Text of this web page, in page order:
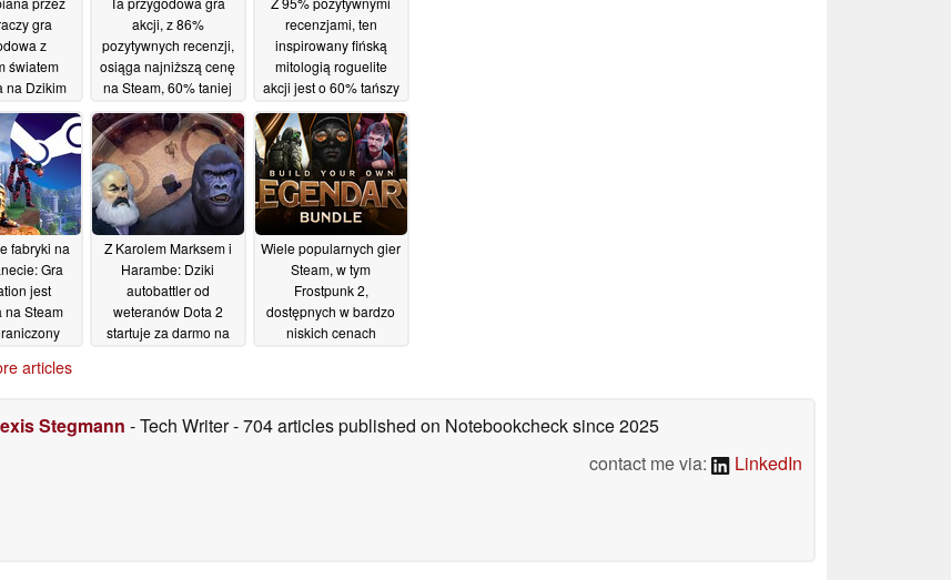
gra
z
światem
na Dzikim
Steamie
2026
akcji, z 86%
pozytywnych recenzji,
osiąga najniższą cenę
na Steam, 60% taniej
13/05/2026
recenzjami, ten
inspirowany fińską
mitologią roguelite
akcji jest o 60% tańszy
10/05/2026
fabryki na
Gra
jest
na Steam
Z Karolem Marksem i
Harambe: Dziki
autobattler od
weteranów Dota 2
startuje za darmo na
Wiele popularnych gier
Steam, w tym
Frostpunk 2,
dostępnych w bardzo
niskich cenach
articles
Stegmann - Tech Writer- 704 articles published on Notebookchecksince 2025
contact me via:
LinkedIn